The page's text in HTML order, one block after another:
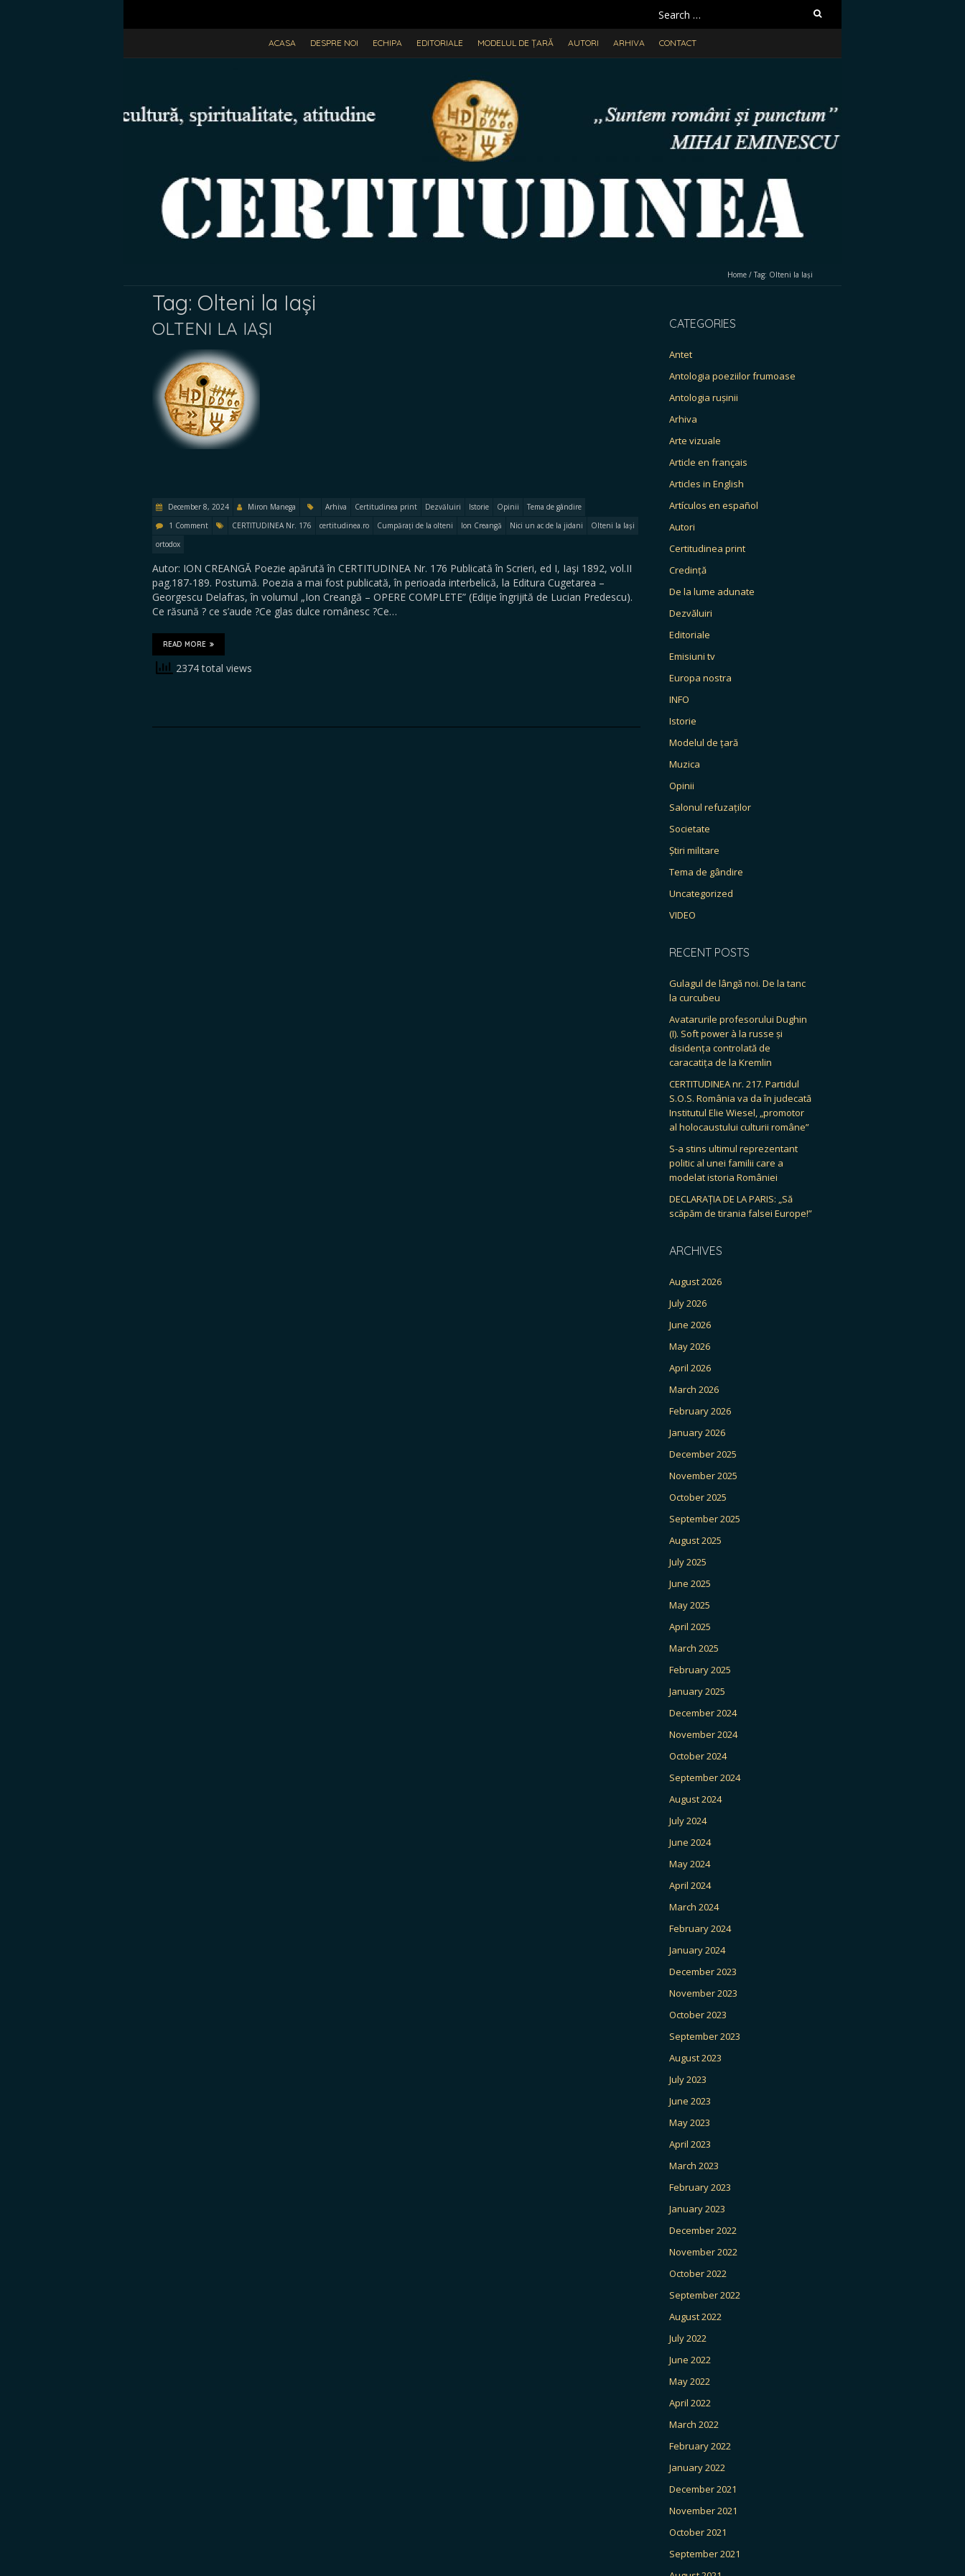
Search
for:
ACASA DESPRE NOI ECHIPA EDITORIALE MODELUL DE ȚARĂ AUTORI ARHIVA CONTACT
Home / Tag: Olteni la Iași
Tag: Olteni la Iași
OLTENI LA IAȘI
December 8, 2024 Miron Manega Arhiva Certitudinea print Dezvăluiri Istorie Opinii
Tema de gândire
1 Comment
CERTITUDINEA Nr. 176 certitudinea.ro Cumpărați de la olteni Ion Creangă Nici un ac de la jidani
Olteni la Iași
ortodox
Autor: ION CREANGĂ Poezie apărută în CERTITUDINEA Nr. 176 Publicată în Scrieri, ed I, Iaşi 1892, vol.II
pag.187-189. Postumă. Poezia a mai fost publicată, în perioada interbelică, la Editura Cugetarea –
Georgescu Delafras, în volumul „Ion Creangă – OPERE COMPLETE” (Ediţie îngrijită de Lucian Predescu).
Ce răsună ? ce s’aude ?Ce glas dulce românesc ?Ce…
READ MORE
2374 total views
CATEGORIES
Antet
Antologia poeziilor frumoase
Antologia rușinii
Arhiva
Arte vizuale
Article en français
Articles in English
Artículos en español
Autori
Certitudinea print
Credință
De la lume adunate
Dezvăluiri
Editoriale
Emisiuni tv
Europa nostra
INFO
Istorie
Modelul de țară
Muzica
Opinii
Salonul refuzaților
Societate
Știri militare
Tema de gândire
Uncategorized
VIDEO
RECENT POSTS
Gulagul de lângă noi. De la tanc
la curcubeu
Avatarurile profesorului Dughin
(I). Soft power à la russe și
disidența controlată de
caracatița de la Kremlin
CERTITUDINEA nr. 217. Partidul
S.O.S. România va da în judecată
Institutul Elie Wiesel, „promotor
al holocaustului culturii române”
S-a stins ultimul reprezentant
politic al unei familii care a
modelat istoria României
DECLARAȚIA DE LA PARIS: „Să
scăpăm de tirania falsei Europe!”
ARCHIVES
August 2026
July 2026
June 2026
May 2026
April 2026
March 2026
February 2026
January 2026
December 2025
November 2025
October 2025
September 2025
August 2025
July 2025
June 2025
May 2025
April 2025
March 2025
February 2025
January 2025
December 2024
November 2024
October 2024
September 2024
August 2024
July 2024
June 2024
May 2024
April 2024
March 2024
February 2024
January 2024
December 2023
November 2023
October 2023
September 2023
August 2023
July 2023
June 2023
May 2023
April 2023
March 2023
February 2023
January 2023
December 2022
November 2022
October 2022
September 2022
August 2022
July 2022
June 2022
May 2022
April 2022
March 2022
February 2022
January 2022
December 2021
November 2021
October 2021
September 2021